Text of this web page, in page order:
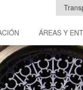
ÁREAS Y